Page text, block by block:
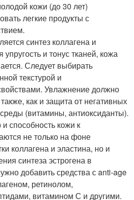
кожи (до 30 лет)
легкие продукты с
синтез коллагена и
упругость и тонус тканей, кожа
Следует выбирать
текстурой и
Увлажнение должно
как и защита от негативных
(витамины, антиоксиданты).
способность кожи к
не только на фоне
коллагена и эластина, но и
синтеза эстрогена в
добавить средства с anti-age
ретинолом,
витамином С и другими.